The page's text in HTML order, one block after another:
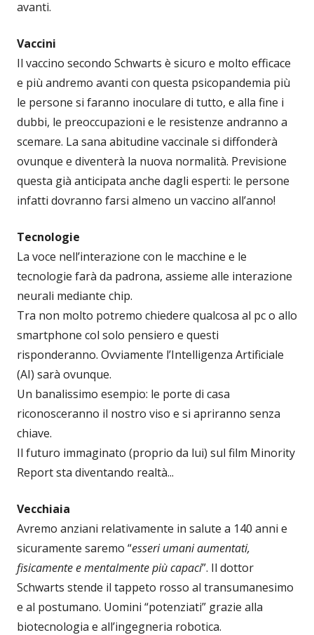
avanti.
Vaccini
Il vaccino secondo Schwarts è sicuro e molto efficace
e più andremo avanti con questa psicopandemia più
le persone si faranno inoculare di tutto, e alla fine i
dubbi, le preoccupazioni e le resistenze andranno a
scemare. La sana abitudine vaccinale si diffonderà
ovunque e diventerà la nuova normalità. Previsione
questa già anticipata anche dagli esperti: le persone
infatti dovranno farsi almeno un vaccino all’anno!
Tecnologie
La voce nell’interazione con le macchine e le
tecnologie farà da padrona, assieme alle interazione
neurali mediante chip.
Tra non molto potremo chiedere qualcosa al pc o allo
smartphone col solo pensiero e questi
risponderanno. Ovviamente l’Intelligenza Artificiale
(AI) sarà ovunque.
Un banalissimo esempio: le porte di casa
riconosceranno il nostro viso e si apriranno senza
chiave.
Il futuro immaginato (proprio da lui) sul film Minority
Report sta diventando realtà...
Vecchiaia
Avremo anziani relativamente in salute a 140 anni e
sicuramente saremo “esseri umani aumentati,
fisicamente e mentalmente più capaci”. Il dottor
Schwarts stende il tappeto rosso al transumanesimo
e al postumano. Uomini “potenziati” grazie alla
biotecnologia e all’ingegneria robotica.